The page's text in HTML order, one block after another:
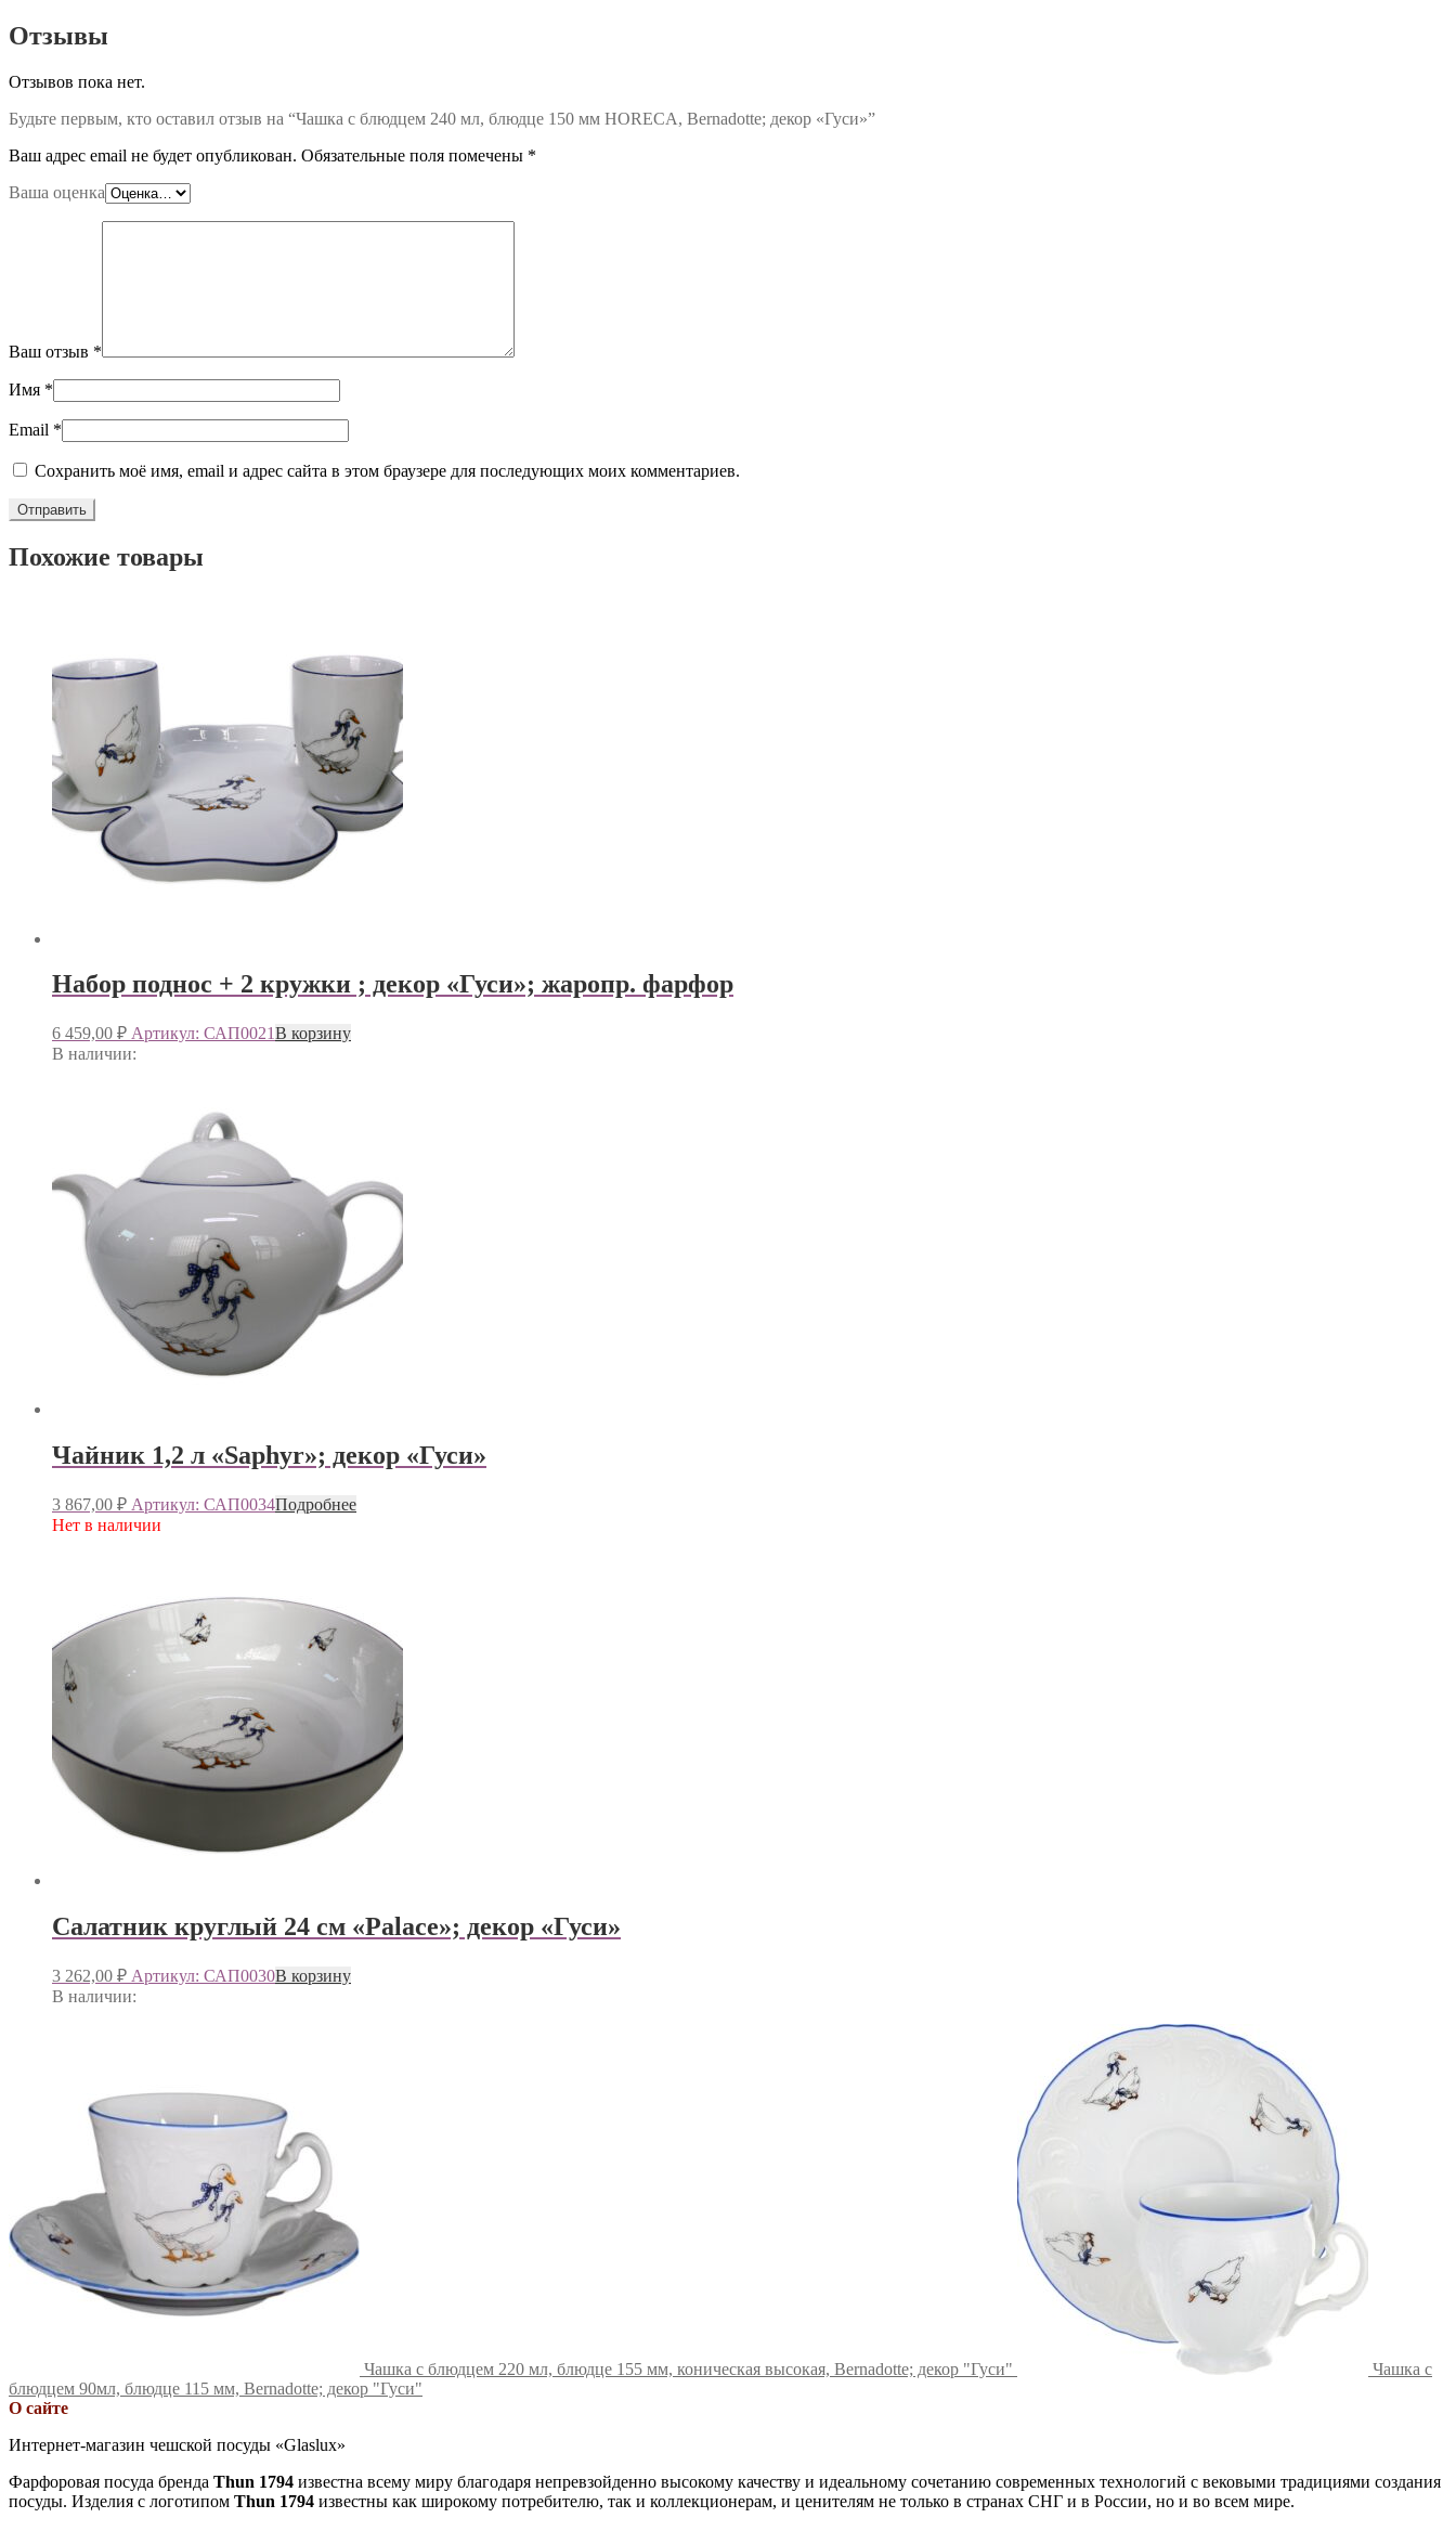
Отзывы
Отзывов пока нет.
Будьте первым, кто оставил отзыв на “Чашка с блюдцем 240 мл, блюдце 150 мм HORECA, Bernadotte; декор «Гуси»”
Ваш адрес email не будет опубликован. Обязательные поля помечены *
Ваша оценка
Ваш отзыв *
Имя *
Email *
Сохранить моё имя, email и адрес сайта в этом браузере для последующих моих комментариев.
Похожие товары
Набор поднос + 2 кружки ; декор «Гуси»; жаропр. фарфор
6 459,00 ₽ Артикул: САП0021В корзину
В наличии:
Чайник 1,2 л «Saphyr»; декор «Гуси»
3 867,00 ₽ Артикул: САП0034Подробнее
Нет в наличии
Салатник круглый 24 см «Palace»; декор «Гуси»
3 262,00 ₽ Артикул: САП0030В корзину
В наличии:
Чашка с блюдцем 220 мл, блюдце 155 мм, коническая высокая, Bernadotte; декор "Гуси"
Чашка с
блюдцем 90мл, блюдце 115 мм, Bernadotte; декор "Гуси"
О сайте
Интернет-магазин чешской посуды «Glaslux»
Фарфоровая посуда бренда Thun 1794 известна всему миру благодаря непревзойденно высокому качеству и идеальному сочетанию современных технологий с вековыми традициями создания
посуды. Изделия с логотипом Thun 1794 известны как широкому потребителю, так и коллекционерам, и ценителям не только в странах СНГ и в России, но и во всем мире.